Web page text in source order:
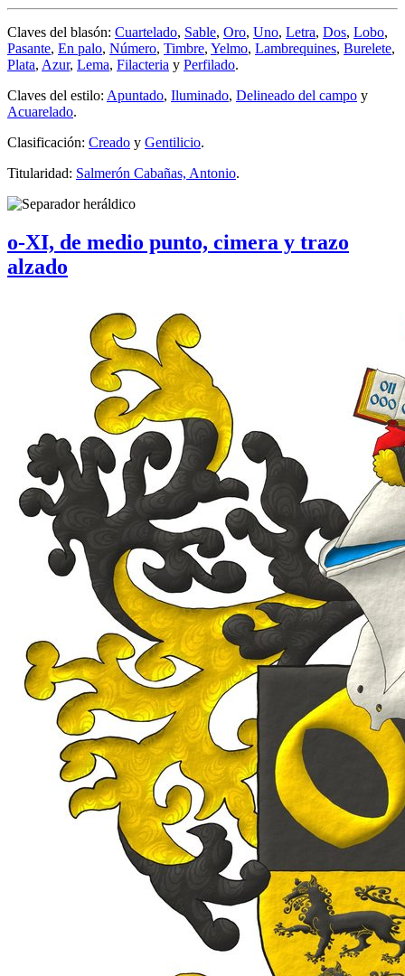
Claves del blasón: Cuartelado, Sable, Oro, Uno, Letra, Dos, Lobo,
Pasante, En palo, Número, Timbre, Yelmo, Lambrequines, Burelete,
Plata, Azur, Lema, Filacteria y Perfilado.
Claves del estilo: Apuntado, Iluminado, Delineado del campo y
Acuarelado.
Clasificación: Creado y Gentilicio.
Titularidad: Salmerón Cabañas, Antonio.
o-XI, de medio punto, cimera y trazo
alzado